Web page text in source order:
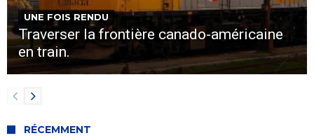
UNE FOIS RENDU
Traverser la frontière canado-américaine
en train.
RÉCEMMENT